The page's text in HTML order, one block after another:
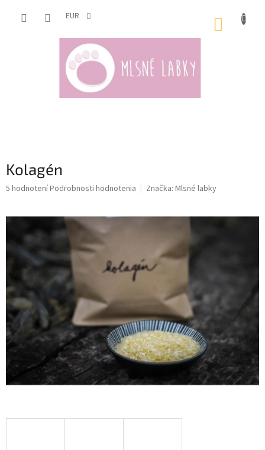
EUR
Kolagén
Priemerné
je
z
hviezdičiek.
5 hodnoteníPodrobnosti hodnotenia Značka: Mlsné labky